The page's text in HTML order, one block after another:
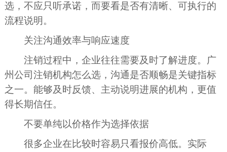
选，不应只听承诺，而要看是否有清晰、可执行的
流程说明。
关注沟通效率与响应速度
注销过程中，企业往往需要及时了解进度。广
州公司注销机构怎么选，沟通是否顺畅是关键指标
之一。能够及时反馈、主动说明进展的机构，更值
得长期信任。
不要单纯以价格作为选择依据
很多企业在比较时容易只看报价高低。实际